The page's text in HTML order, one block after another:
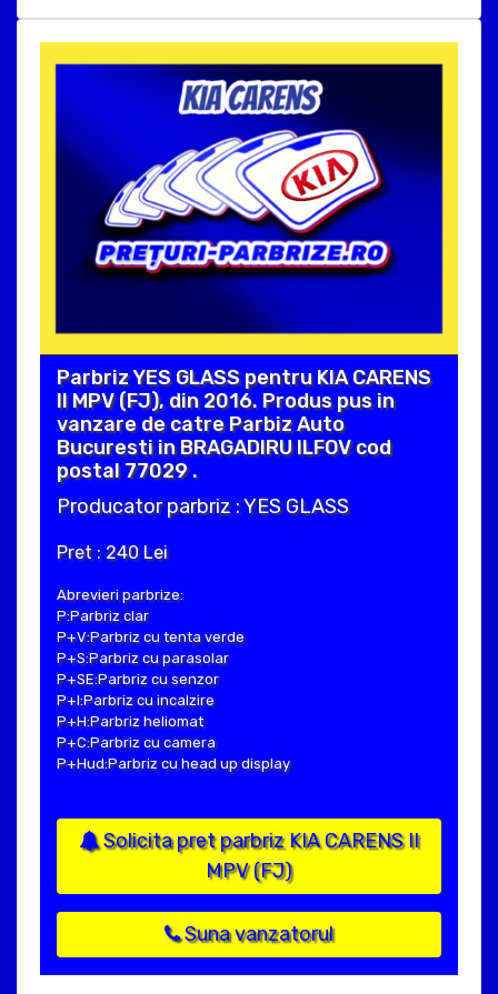
Parbriz YES GLASS pentru KIA CARENS
II MPV (FJ), din 2016. Produs pus in
vanzare de catre Parbiz Auto
Bucuresti in BRAGADIRU ILFOV cod
postal 77029 .
Producator parbriz : YES GLASS
Pret : 240 Lei
Abrevieri parbrize:
P:Parbriz clar
P+V:Parbriz cu tenta verde
P+S:Parbriz cu parasolar
P+SE:Parbriz cu senzor
P+I:Parbriz cu incalzire
P+H:Parbriz heliomat
P+C:Parbriz cu camera
P+Hud:Parbriz cu head up display
Solicita pret parbriz KIA CARENS II
MPV (FJ)
Suna vanzatorul